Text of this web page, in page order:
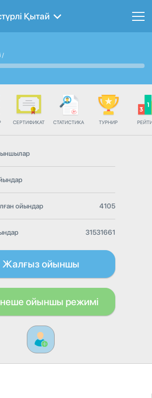
Қытай
/
СЕРТИФИКАТ СТАТИСТИКА ТУРНИР
ойындар 4105
31531661
Жалғыз ойыншы
ойыншы режимі